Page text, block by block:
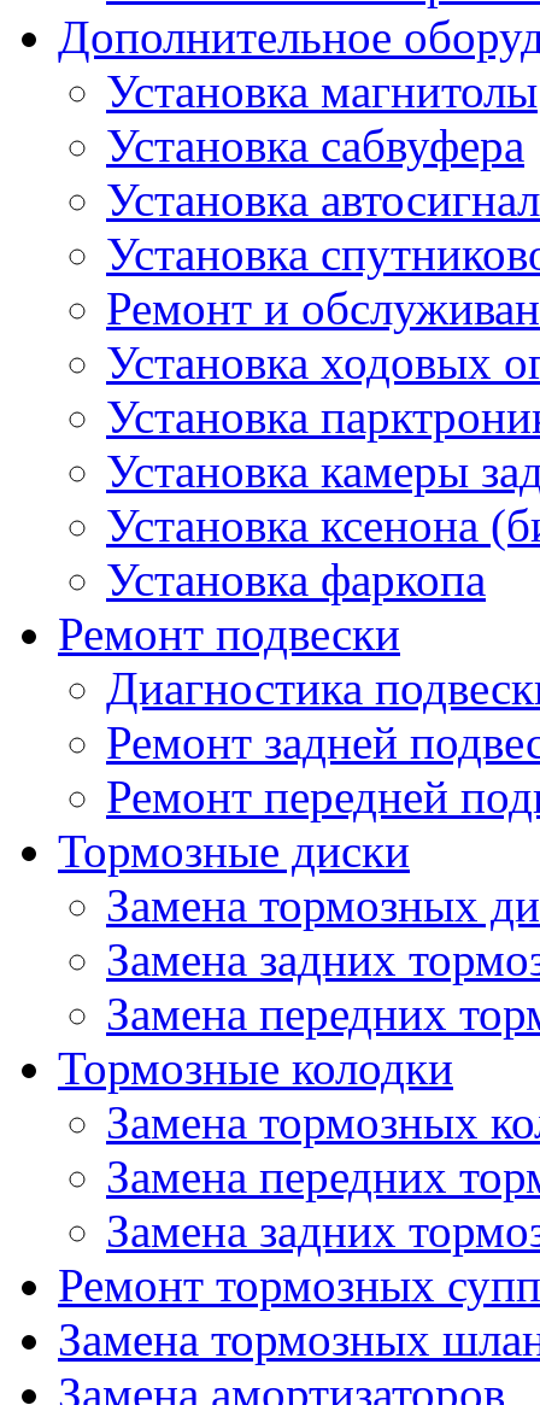
Дополнительное
Установка магнитолы
Установка сабвуфера
Установка
Установка
Ремонт и
Установка ходовых
Установка
Установка камеры
Установка ксенона
Установка фаркопа
Ремонт подвески
Диагностика
Ремонт задней
Ремонт передней
Тормозные диски
Замена тормозных
Замена задних
Замена передних
Тормозные колодки
Замена тормозных
Замена передних
Замена задних
Ремонт тормозных
Замена тормозных
Замена амортизаторов